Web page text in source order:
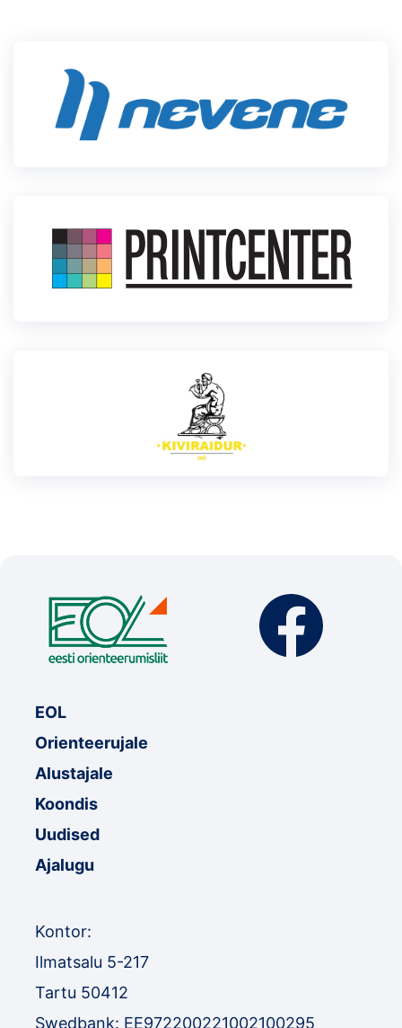
EOL
Orienteerujale
Alustajale
Koondis
Uudised
Ajalugu
Kontor:
Ilmatsalu 5-217
Tartu 50412
Swedbank: EE972200221002100295